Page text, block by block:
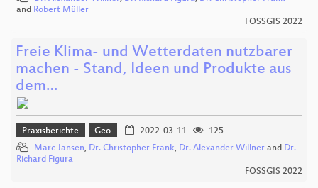
and Robert Müller
FOSSGIS 2022
Freie Klima- und Wetterdaten nutzbarer
machen - Stand, Ideen und Produkte aus
dem…
Praxisberichte Geo 2022-03-11
125
Marc Jansen, Dr. Christopher Frank, Dr. Alexander Willner and Dr.
Richard Figura
FOSSGIS 2022